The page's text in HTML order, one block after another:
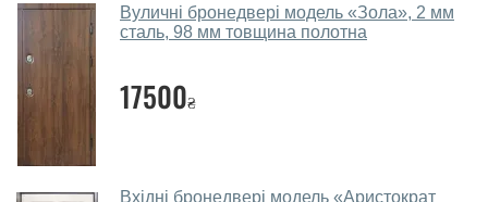
Чи допомагаєте ви вибрати вуличні
двері?
Так. Ми консультуємо покупців
месенджери, онлайн-чат або безпосередньо в нашому
Які вуличні двері порадите?
Вуличні бронедвері модель «Зола», 2 мм
сталь, 98 мм товщина полотна
17500₴
Вхідні бронедвері модель «Аристократ